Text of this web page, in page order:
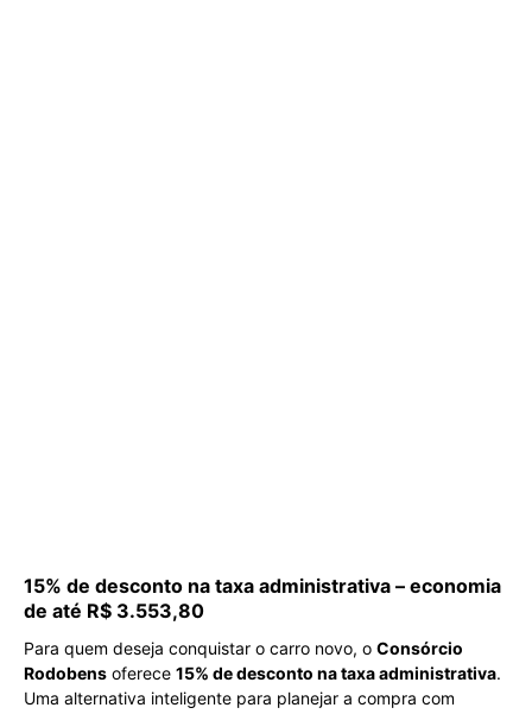
15% de desconto na taxa administrativa – economia
de até R$ 3.553,80
Para quem deseja conquistar o carro novo, o Consórcio
Rodobens oferece 15% de desconto na taxa administrativa.
Uma alternativa inteligente para planejar a compra com